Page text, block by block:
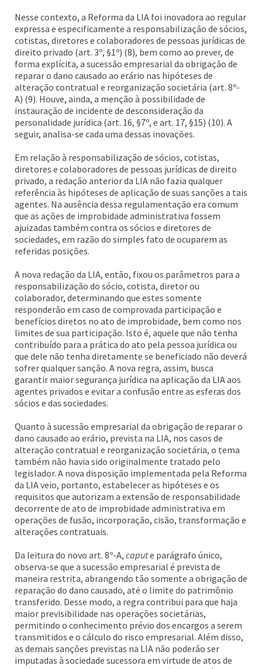
Nesse contexto, a Reforma da LIA foi inovadora ao regular
expressa e especificamente a responsabilização de sócios,
cotistas, diretores e colaboradores de pessoas jurídicas de
direito privado (art. 3º, §1º) (8), bem como ao prever, de
forma explícita, a sucessão empresarial da obrigação de
reparar o dano causado ao erário nas hipóteses de
alteração contratual e reorganização societária (art. 8º-
A) (9). Houve, ainda, a menção à possibilidade de
instauração de incidente de desconsideração da
personalidade jurídica (art. 16, §7º, e art. 17, §15) (10). A
seguir, analisa-se cada uma dessas inovações.
Em relação à responsabilização de sócios, cotistas,
diretores e colaboradores de pessoas jurídicas de direito
privado, a redação anterior da LIA não fazia qualquer
referência às hipóteses de aplicação de suas sanções a tais
agentes. Na ausência dessa regulamentação era comum
que as ações de improbidade administrativa fossem
ajuizadas também contra os sócios e diretores de
sociedades, em razão do simples fato de ocuparem as
referidas posições.
A nova redação da LIA, então, fixou os parâmetros para a
responsabilização do sócio, cotista, diretor ou
colaborador, determinando que estes somente
responderão em caso de comprovada participação e
benefícios diretos no ato de improbidade, bem como nos
limites de sua participação. Isto é, aquele que não tenha
contribuído para a prática do ato pela pessoa jurídica ou
que dele não tenha diretamente se beneficiado não deverá
sofrer qualquer sanção. A nova regra, assim, busca
garantir maior segurança jurídica na aplicação da LIA aos
agentes privados e evitar a confusão entre as esferas dos
sócios e das sociedades.
Quanto à sucessão empresarial da obrigação de reparar o
dano causado ao erário, prevista na LIA, nos casos de
alteração contratual e reorganização societária, o tema
também não havia sido originalmente tratado pelo
legislador. A nova disposição implementada pela Reforma
da LIA veio, portanto, estabelecer as hipóteses e os
requisitos que autorizam a extensão de responsabilidade
decorrente de ato de improbidade administrativa em
operações de fusão, incorporação, cisão, transformação e
alterações contratuais.
Da leitura do novo art. 8º-A, capute parágrafo único,
observa-se que a sucessão empresarial é prevista de
maneira restrita, abrangendo tão somente a obrigação de
reparação do dano causado, até o limite do patrimônio
transferido. Desse modo, a regra contribui para que haja
maior previsibilidade nas operações societárias,
permitindo o conhecimento prévio dos encargos a serem
transmitidos e o cálculo do risco empresarial. Além disso,
as demais sanções previstas na LIA não poderão ser
imputadas à sociedade sucessora em virtude de atos de